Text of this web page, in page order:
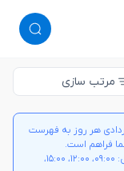
مرتب سازی
هر روز به فهرست
فراهم است.
ساعت‌های افزوده شدن بلیت‌ها به فهرست فروش: ۰۹:۰۰، ۱۲:۰۰، ۱۵:۰۰،